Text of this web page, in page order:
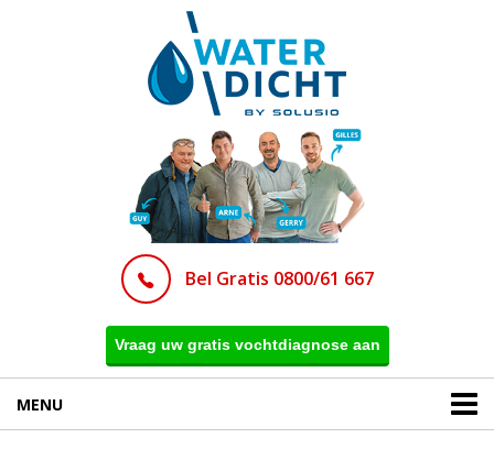
Bel Gratis 0800/61 667
Vraag uw gratis vochtdiagnose aan
MENU